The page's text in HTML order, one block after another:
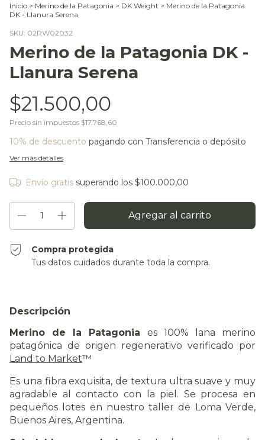
Inicio > Merino de la Patagonia > DK Weight > Merino de la Patagonia
DK - Llanura Serena
SKU: 02RW02032
Merino de la Patagonia DK -
Llanura Serena
$21.500,00
Precio sin impuestos $17.768,60
10% de descuento pagando con Transferencia o depósito
Ver más detalles
Envío gratis superando los $100.000,00
Compra protegida
Tus datos cuidados durante toda la compra.
Descripción
Merino de la Patagonia es 100% lana merino
patagónica de origen regenerativo verificado por
Land to Market™
Es una fibra exquisita, de textura ultra suave y muy
agradable al contacto con la piel. Se procesa en
pequeños lotes en nuestro taller de Loma Verde,
Buenos Aires, Argentina.